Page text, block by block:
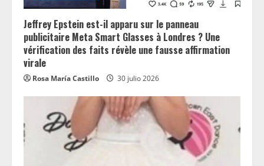
Jeffrey Epstein est-il apparu sur le panneau
publicitaire Meta Smart Glasses à Londres ? Une
vérification des faits révèle une fausse affirmation
virale
Rosa María Castillo 30 julio 2026